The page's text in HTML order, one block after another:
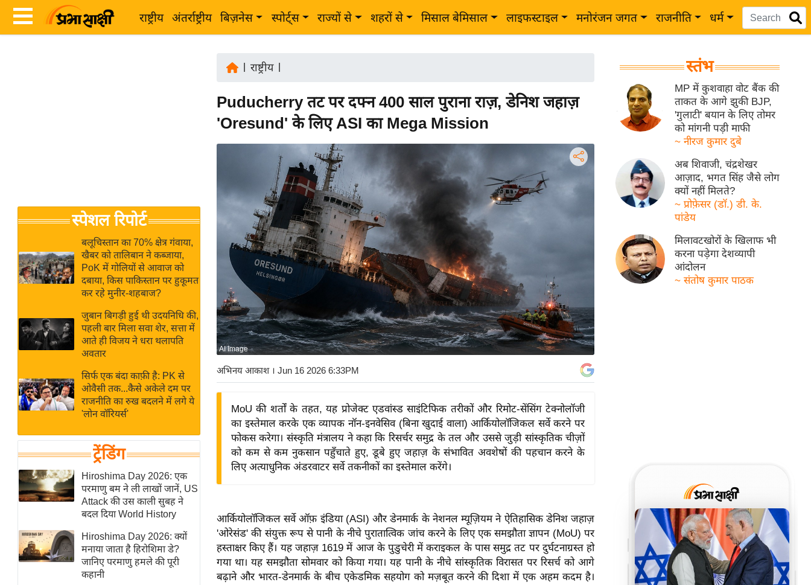
राष्ट्रीय अंतर्राष्ट्रीय बिज़नेस स्पोर्ट्स राज्यों से शहरों से मिसाल बेमिसाल लाइफस्टाइल मनोरंजन जगत राजनीति धर्म
Breaking
News in
Hindi
Hindi
Videos
जगत
राय
बजट
IPL
2026
ई-पेपर
मिसाल बेमिसाल
शख्सियत
यंग इंडिया
साहित्य जगत
ऑटो वर्ल्ड
न्यूज ब्रीफ
मनोरंजन जगत
बॉलीवुड
हॉलीवुड
फिल्म समीक्षा
स्पेशल रिपोर्ट
बलूचिस्तान का 70% क्षेत्र गंवाया,
खैबर को तालिबान ने कब्जाया,
PoK में गोलियों से आवाज को
दबाया, किस पाकिस्तान पर हुकूमत
कर रहे मुनीर-शहबाज?
जुबान बिगड़ी हुई थी उदयनिधि की,
पहली बार मिला सवा शेर, सत्ता में
आते ही विजय ने धरा थलापति
अवतार
सिर्फ एक बंदा काफ़ी है: PK से
ओवैसी तक...कैसे अकेले दम पर
राजनीति का रुख बदलने में लगे ये
'लोन वॉरियर्स'
ट्रेंडिंग
Hiroshima Day 2026: एक
परमाणु बम ने ली लाखों जानें, US
Attack की उस काली सुबह ने
बदल दिया World History
Hiroshima Day 2026: क्यों
मनाया जाता है हिरोशिमा डे?
जानिए परमाणु हमले की पूरी
कहानी
राष्ट्रीय|
Puducherry तट पर दफ्न 400 साल पुराना राज़, डेनिश जहाज़
'Oresund' के लिए ASI का Mega Mission
AI Image
अभिनय आकाश। Jun 16 2026 6:33PM
MoU की शर्तों के तहत, यह प्रोजेक्ट एडवांस्ड साइंटिफिक तरीकों और रिमोट-सेंसिंग टेक्नोलॉजी
का इस्तेमाल करके एक व्यापक नॉन-इनवेसिव (बिना खुदाई वाला) आर्कियोलॉजिकल सर्वे करने पर
फोकस करेगा। संस्कृति मंत्रालय ने कहा कि रिसर्चर समुद्र के तल और उससे जुड़ी सांस्कृतिक चीज़ों
को कम से कम नुकसान पहुँचाते हुए, डूबे हुए जहाज़ के संभावित अवशेषों की पहचान करने के
लिए अत्याधुनिक अंडरवाटर सर्वे तकनीकों का इस्तेमाल करेंगे।
आर्कियोलॉजिकल सर्वे ऑफ़ इंडिया (ASI) और डेनमार्क के नेशनल म्यूज़ियम ने ऐतिहासिक डेनिश जहाज़
'ओरेसंड' की संयुक्त रूप से पानी के नीचे पुरातात्विक जांच करने के लिए एक समझौता ज्ञापन (MoU) पर
हस्ताक्षर किए हैं। यह जहाज़ 1619 में आज के पुडुचेरी में कराइकल के पास समुद्र तट पर दुर्घटनाग्रस्त हो
गया था। यह समझौता सोमवार को किया गया। यह पानी के नीचे सांस्कृतिक विरासत पर रिसर्च को आगे
बढ़ाने और भारत-डेनमार्क के बीच एकेडमिक सहयोग को मज़बूत करने की दिशा में एक अहम कदम है।
स्तंभ
MP में कुशवाहा वोट बैंक की
ताकत के आगे झुकी BJP,
'गुलाटी' बयान के लिए तोमर
को मांगनी पड़ी माफी
~ नीरज कुमार दुबे
अब शिवाजी, चंद्रशेखर
आज़ाद, भगत सिंह जैसे लोग
क्यों नहीं मिलते?
~ प्रोफ़ेसर (डॉ.) डी. के.
पांडेय
मिलावटखोरों के खिलाफ भी
करना पड़ेगा देशव्यापी
आंदोलन
~ संतोष कुमार पाठक